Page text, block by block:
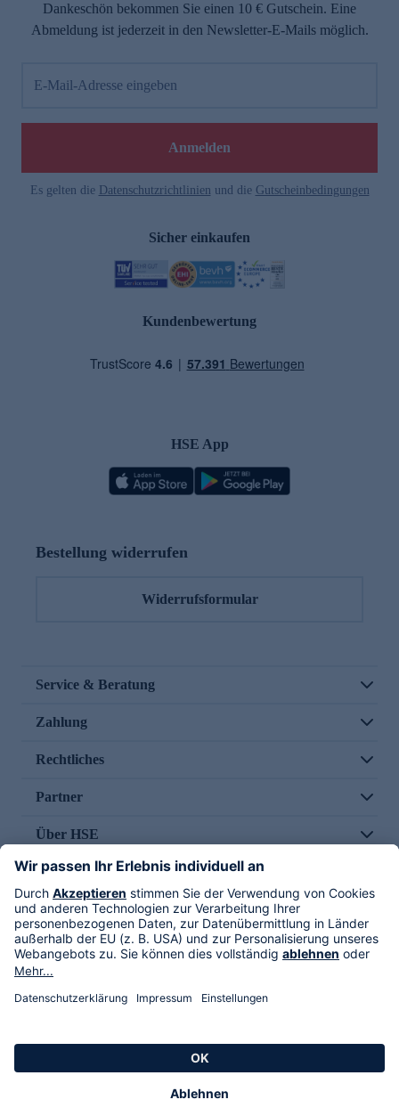
Dankeschön bekommen Sie einen 10 € Gutschein. Eine
Abmeldung ist jederzeit in den Newsletter-E-Mails möglich.
E-Mail-Adresse eingeben
Anmelden
Es gelten die Datenschutzrichtlinien und die Gutscheinbedingungen
Sicher einkaufen
Kundenbewertung
HSE App
Bestellung widerrufen
Widerrufsformular
Service & Beratung
Zahlung
Rechtliches
Partner
Über HSE
Im TV
HSE International